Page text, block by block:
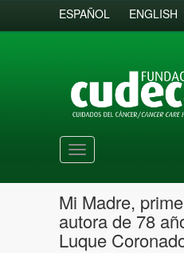
ESPAÑOL ENGLISH
Toggle
navigation
Mi Madre,
autora de 78
Luque